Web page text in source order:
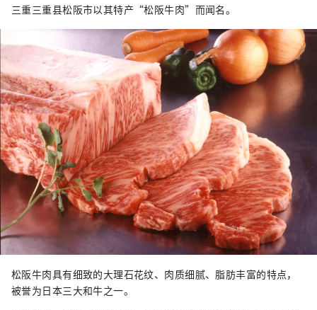
三重三重县松阪市以其特产“松阪牛肉”而闻名。
松阪牛肉具有细致的大理石花纹、肉质细腻、脂肪丰富的特点，
被誉为日本三大和牛之一。